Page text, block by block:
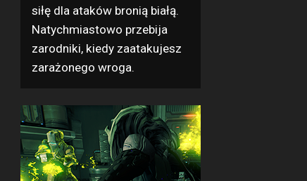
siłę dla ataków bronią białą.
Natychmiastowo przebija
zarodniki, kiedy zaatakujesz
zarażonego wroga.